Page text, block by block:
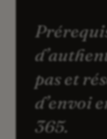
pas et
d’envoi
365.